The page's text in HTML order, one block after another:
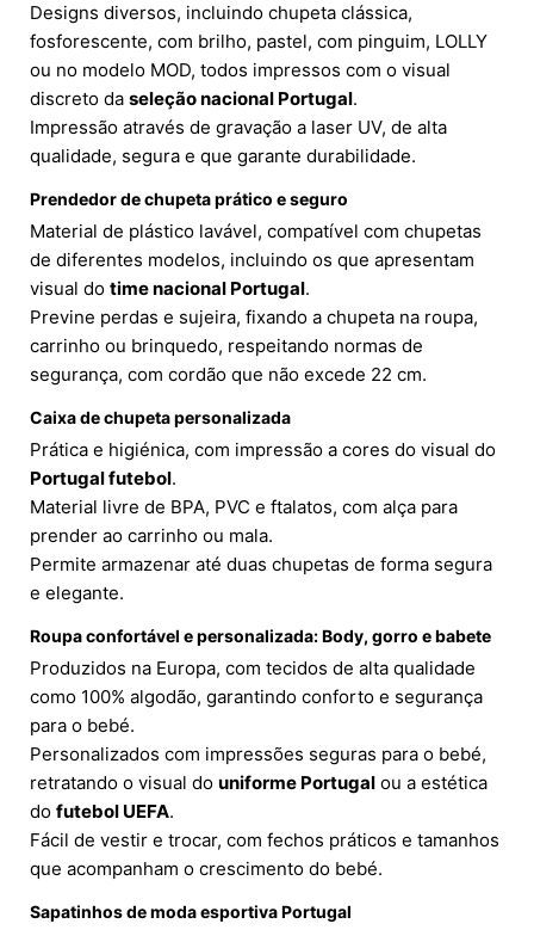
Designs diversos, incluindo chupeta clássica,
fosforescente, com brilho, pastel, com pinguim, LOLLY
ou no modelo MOD, todos impressos com o visual
discreto da seleção nacional Portugal.
Impressão através de gravação a laser UV, de alta
qualidade, segura e que garante durabilidade.
Prendedor de chupeta prático e seguro
Material de plástico lavável, compatível com chupetas
de diferentes modelos, incluindo os que apresentam
visual do time nacional Portugal.
Previne perdas e sujeira, fixando a chupeta na roupa,
carrinho ou brinquedo, respeitando normas de
segurança, com cordão que não excede 22 cm.
Caixa de chupeta personalizada
Prática e higiénica, com impressão a cores do visual do
Portugal futebol.
Material livre de BPA, PVC e ftalatos, com alça para
prender ao carrinho ou mala.
Permite armazenar até duas chupetas de forma segura
e elegante.
Roupa confortável e personalizada: Body, gorro e babete
Produzidos na Europa, com tecidos de alta qualidade
como 100% algodão, garantindo conforto e segurança
para o bebé.
Personalizados com impressões seguras para o bebé,
retratando o visual do uniforme Portugal ou a estética
do futebol UEFA.
Fácil de vestir e trocar, com fechos práticos e tamanhos
que acompanham o crescimento do bebé.
Sapatinhos de moda esportiva Portugal